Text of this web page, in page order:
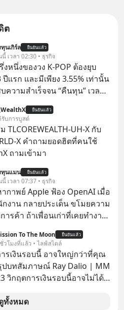
ต
ทุนเกิร์ล ยืนยันแล้ว
นี้ เวลา 02:30 • ธุรกิจ
งหนึ่งของวง K-POP ต้องยุบ
ปีแรก และมีเพียง 3.55% เท่านั้น
ความสำเร็จจน “คืนทุน” เวลา
พความสำเร็จที่หรูหรา คอนเสิร์ต
ญ่ระดับสเตเดียม และยอดขา
ล่มทลายจากวงตัวท็อปอย่าง
หรือ SEVENTEEN
WealthX ยืนยันแล้ว
รับการบูสต์
TLCOREWEALTH-UH-X กับ
X คำถามยอดฮิตที่คนใช้
ถามเข้ามา
ทุนแมน ยืนยันแล้ว
นี้ เวลา 07:37 • ธุรกิจ
กาพย์ Apple ฟ้อง OpenAI เมื่อ
งาน กลายประเด็น ขโมยความ
ารค้า ถ้าเพื่อนเก่าที่เคยทำงาน
าเคยทำไว้ ตอนยังอยู่บริษัท
To The Moon ยืนยันแล้ว
วโมงที่แล้ว • ไลฟ์สไตล์
รเงินรอบนี้ อาจใหญ่กว่าที่คุณ
ปบทสัมภาษณ์ Ray Dalio | MM
วิกฤตการเงินรอบนี้อาจไม่ได้
ายผู้เคยทำนายวิกฤตเศรษฐกิจ
ทั้งหมด